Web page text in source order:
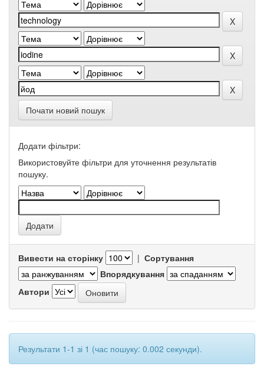
Почати новий пошук
Додати фільтри:
Використовуйте фільтри для уточнення результатів
пошуку.
Вивести на сторінку | Сортування
Впорядкування
Автори
Результати 1-1 зі 1 (час пошуку: 0.002 секунди).